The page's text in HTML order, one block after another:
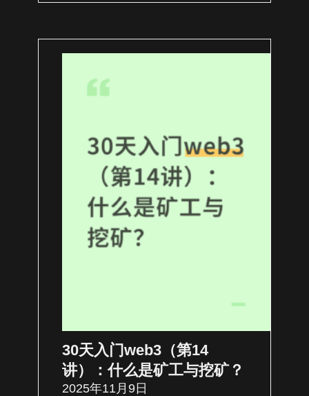
30天入门web3（第14
讲）：什么是矿工与挖矿？
2025年11月9日